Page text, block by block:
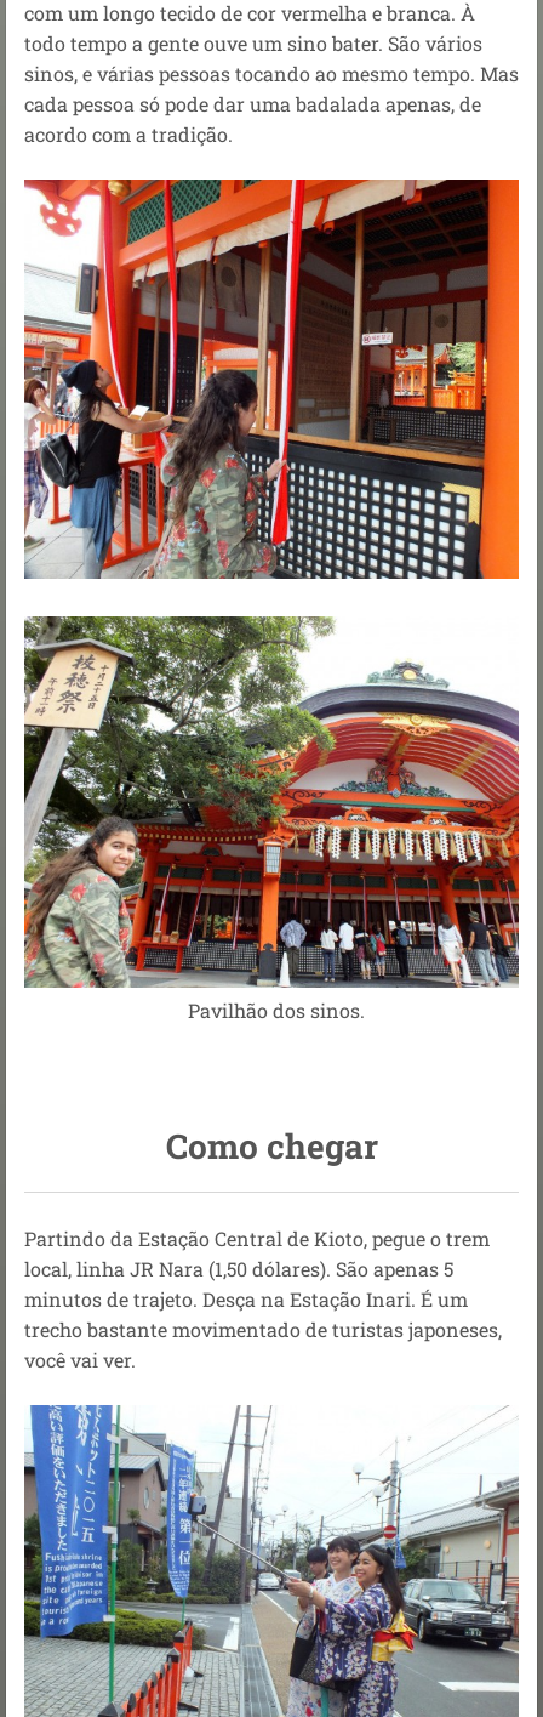
com um longo tecido de cor vermelha e branca. À
todo tempo a gente ouve um sino bater. São vários
sinos, e várias pessoas tocando ao mesmo tempo. Mas
cada pessoa só pode dar uma badalada apenas, de
acordo com a tradição.
Pavilhão dos sinos.
Como chegar
Partindo da Estação Central de Kioto, pegue o trem
local,linha JR Nara (1,50 dólares). São apenas 5
minutos de trajeto. Desça na EstaçãoInari. É um
trecho bastante movimentado de turistas japoneses,
você vai ver.